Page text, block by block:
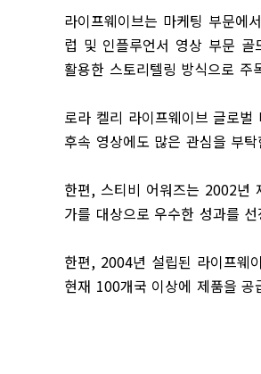
라이프웨이브는 마케팅 부문에
럽 및 인플루언서 영상 부문 골
활용한 스토리텔링 방식으로 주
로라 켈리 라이프웨이브 글로벌
후속 영상에도 많은 관심을 부
한편, 스티비 어워즈는 2002년
가를 대상으로 우수한 성과를
한편, 2004년 설립된 라이프웨
현재 100개국 이상에 제품을 공